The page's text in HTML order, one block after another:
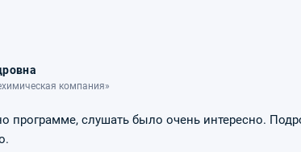
компания»
программе, слушать было очень интересно.